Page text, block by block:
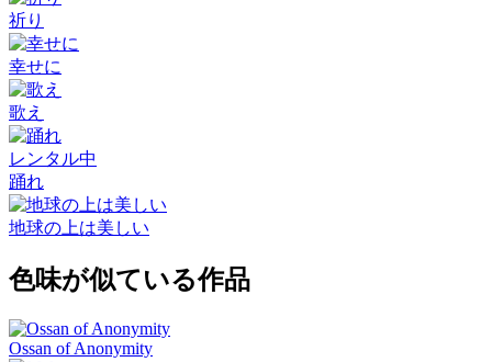
祈り
幸せに
歌え
レンタル中
踊れ
地球の上は美しい
色味が似ている作品
Ossan of Anonymity